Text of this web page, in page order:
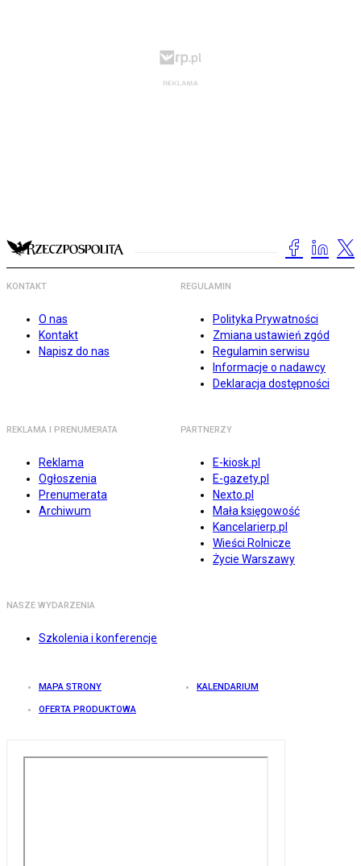
KONTAKT
O nas
Kontakt
Napisz do nas
REGULAMIN
Polityka Prywatności
Zmiana ustawień zgód
Regulamin serwisu
Informacje o nadawcy
Deklaracja dostępności
REKLAMA I PRENUMERATA
Reklama
Ogłoszenia
Prenumerata
Archiwum
PARTNERZY
E-kiosk.pl
E-gazety.pl
Nexto.pl
Mała księgowość
Kancelarierp.pl
Wieści Rolnicze
Życie Warszawy
NASZE WYDARZENIA
Szkolenia i konferencje
MAPA STRONY KALENDARIUM
OFERTA PRODUKTOWA